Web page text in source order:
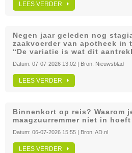
LEES VERDER
Negen jaar geleden nog
zaakvoerder van apotheek in
“De variatie is wat dit
Datum: 07-07-2026 13:02 | Bron: Nieuwsblad
LEES VERDER
Binnenkort op reis? Waarom
maagzuurremmer niet in
Datum: 06-07-2026 15:55 | Bron: AD.nl
LEES VERDER